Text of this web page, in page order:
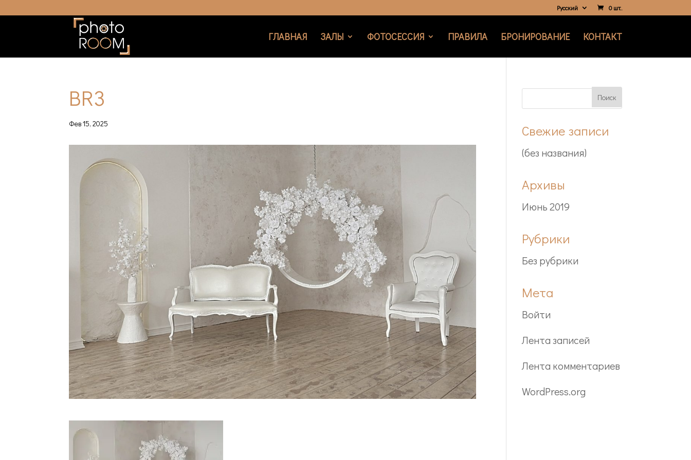
Русский 0 шт.
ГЛАВНАЯ ЗАЛЫ ФОТОСЕССИЯ ПРАВИЛА БРОНИРОВАНИЕ КОНТАКТ
BR3
Фев 15, 2025 Свежие записи
(без названия)
Архивы
Июнь 2019
Рубрики
Без рубрики
Мета
Войти
Лента записей
Лента комментариев
WordPress.org